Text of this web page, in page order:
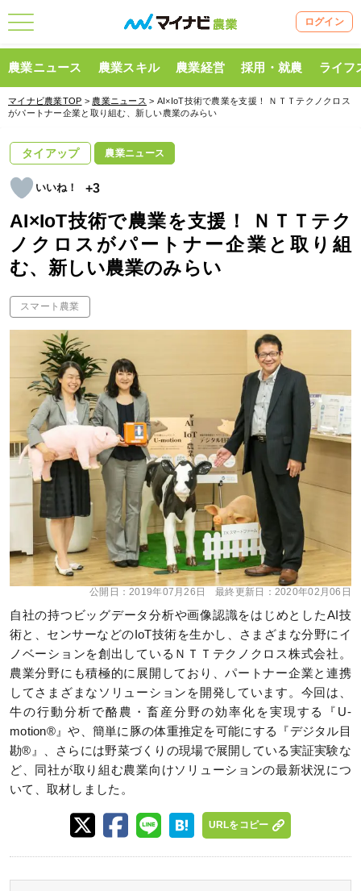
ログイン
農業ニュース 農業スキル 農業経営 採用・就農 ライフ
マイナビ農業TOP > 農業ニュース > AI×IoT技術で農業を支援！ ＮＴＴテクノクロス
がパートナー企業と取り組む、新しい農業のみらい
タイアップ 農業ニュース
+3
AI×IoT技術で農業を支援！ ＮＴＴテク
ノクロスがパートナー企業と取り組
む、新しい農業のみらい
スマート農業
公開日：2019年07月26日 最終更新日： 2020年02月06日
自社の持つビッグデータ分析や画像認識をはじめとしたAI技
術と、センサーなどのIoT技術を生かし、さまざまな分野にイ
ノベーションを創出しているＮＴＴテクノクロス株式会社。
農業分野にも積極的に展開しており、パートナー企業と連携
してさまざまなソリューションを開発しています。今回は、
牛の行動分析で酪農・畜産分野の効率化を実現する『U-
motion®』や、簡単に豚の体重推定を可能にする『デジタル目
勘®』、さらには野菜づくりの現場で展開している実証実験な
ど、同社が取り組む農業向けソリューションの最新状況につ
いて、取材しました。
URLをコピー